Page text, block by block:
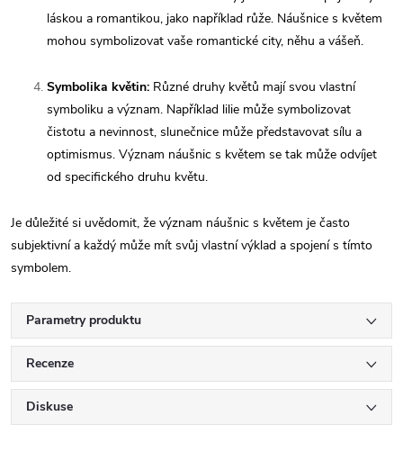
láskou a romantikou, jako například růže. Náušnice s květem
mohou symbolizovat vaše romantické city, něhu a vášeň.
Symbolika květin: Různé druhy květů mají svou vlastní
symboliku a význam. Například lilie může symbolizovat
čistotu a nevinnost, slunečnice může představovat sílu a
optimismus. Význam náušnic s květem se tak může odvíjet
od specifického druhu květu.
Je důležité si uvědomit, že význam náušnic s květem je často
subjektivní a každý může mít svůj vlastní výklad a spojení s tímto
symbolem.
Parametry produktu
Recenze
Diskuse